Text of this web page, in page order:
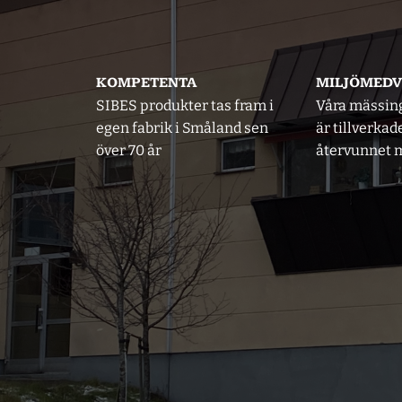
KOMPETENTA
SIBES produkter tas fram i
egen fabrik i Småland sen
över 70 år
Våra
är
återvunnet